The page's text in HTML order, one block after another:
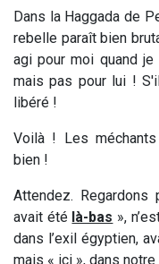
Dans la Haggada de
rebelle paraît bien
agi pour moi quand
mais pas pour lui !
libéré !
Voilà ! Les
bien !
Attendez.
avait été là-bas »,
dans l’exil égyptien,
mais « ici », dans